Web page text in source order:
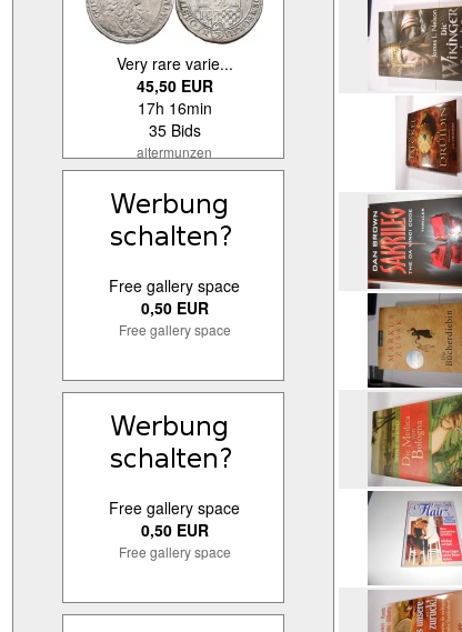
Very rare varie...
45,50 EUR
17h 16min
35 Bids
altermunzen
Free gallery space
0,50 EUR
Free gallery space
Free gallery space
0,50 EUR
Free gallery space